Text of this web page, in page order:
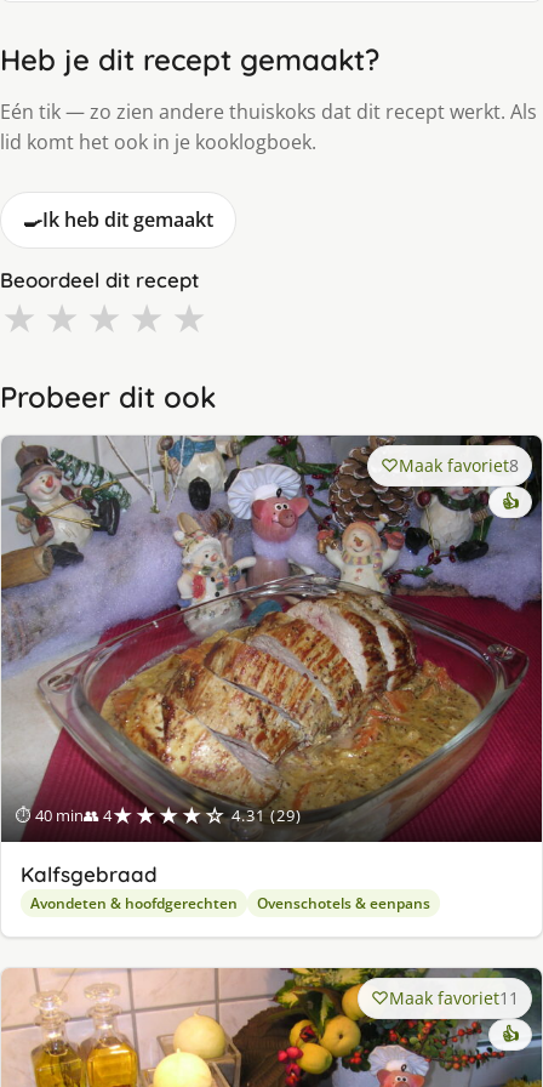
Heb je dit recept gemaakt?
Eén tik — zo zien andere thuiskoks dat dit recept werkt. Als
lid komt het ook in je kooklogboek.
🍳Ik heb dit gemaakt
Beoordeel dit recept
★ ★ ★ ★ ★
Probeer dit ook
⏱ 40 min👥 4★★★★☆ 4.31 (29)
Maak favoriet8
👍
Kalfsgebraad
Avondeten & hoofdgerechten Ovenschotels & eenpans
Maak favoriet11
👍